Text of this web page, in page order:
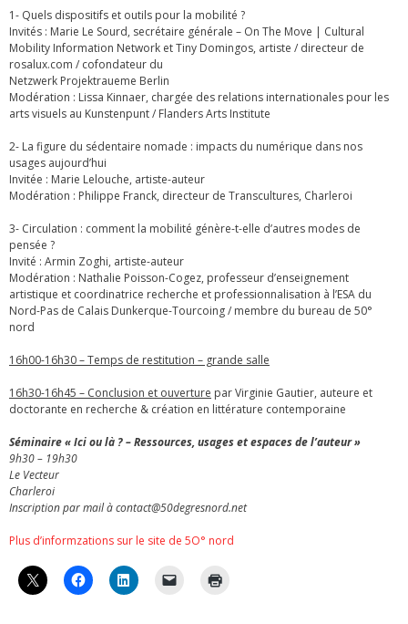
1- Quels dispositifs et outils pour la mobilité ?
Invités : Marie Le Sourd, secrétaire générale – On The Move | Cultural
Mobility Information Network et Tiny Domingos, artiste / directeur de
rosalux.com / cofondateur du
Netzwerk Projektraueme Berlin
Modération : Lissa Kinnaer, chargée des relations internationales pour les
arts visuels au Kunstenpunt / Flanders Arts Institute
2- La figure du sédentaire nomade : impacts du numérique dans nos
usages aujourd’hui
Invitée : Marie Lelouche, artiste-auteur
Modération : Philippe Franck, directeur de Transcultures, Charleroi
3- Circulation : comment la mobilité génère-t-elle d’autres modes de
pensée ?
Invité : Armin Zoghi, artiste-auteur
Modération : Nathalie Poisson-Cogez, professeur d’enseignement
artistique et coordinatrice recherche et professionnalisation à l’ESA du
Nord-Pas de Calais Dunkerque-Tourcoing / membre du bureau de 50°
nord
16h00-16h30 – Temps de restitution – grande salle
16h30-16h45 – Conclusion et ouverture par Virginie Gautier, auteure et
doctorante en recherche & création en littérature contemporaine
Séminaire « Ici ou là ? – Ressources, usages et espaces de l’auteur »
9h30 – 19h30
Le Vecteur
Charleroi
Inscription par mail à contact@50degresnord.net
Plus d’informzations sur le site de 5O° nord